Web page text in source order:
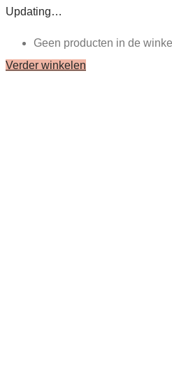
Updating…
Geen producten in de
Verder winkelen